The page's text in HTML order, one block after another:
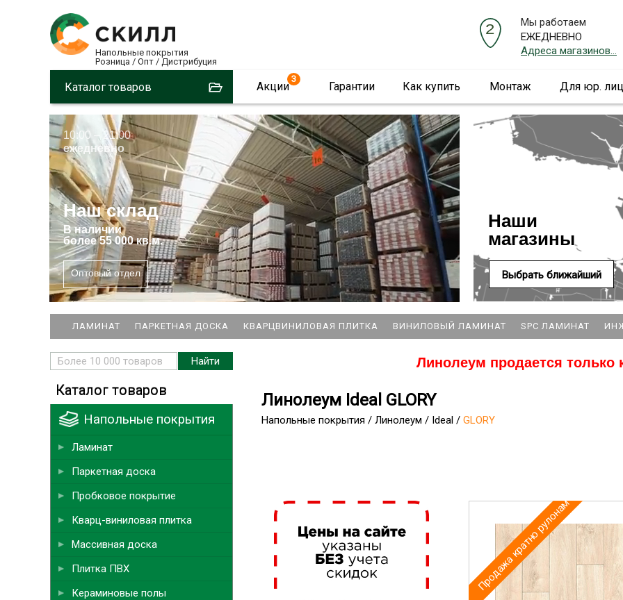
Напольные покрытия
Розница / Опт / Дистрибуция
Мы работаем
ЕЖЕДНЕВНО
Адреса магазинов...
Каталог товаров Акции
3
Гарантии Как купить Монтаж Для юр. лиц
10:00 – 21:00
ежедневно
Наш склад
Вналичии
более 55 000 кв.м.
Оптовый отдел
Наши
магазины
Выбрать ближайший
ЛАМИНАТ ПАРКЕТНАЯ ДОСКА КВАРЦВИНИЛОВАЯ ПЛИТКА ВИНИЛОВЫЙ ЛАМИНАТ SPC ЛАМИНАТ
Линолеум продается только
Линолеум Ideal GLORY
Напольные покрытия / Линолеум / Ideal / GLORY
Продажа кратно рулонам
Каталог товаров
Напольные покрытия
Ламинат
Паркетная доска
Пробковое покрытие
Кварц-виниловая плитка
Массивная доска
Плитка ПВХ
Кераминовые полы